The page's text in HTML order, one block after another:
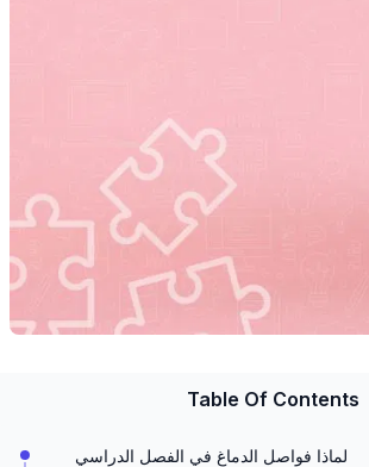
Table Of Contents
لماذا فواصل الدماغ في الفصل الدراسي